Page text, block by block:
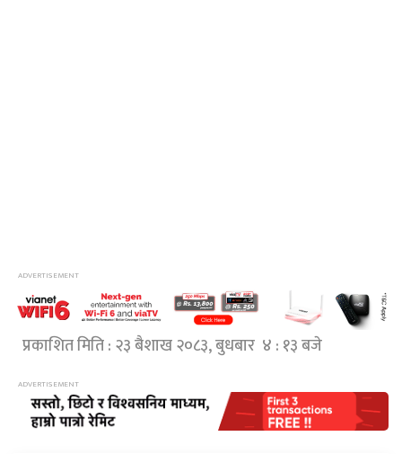
प्रकाशित मिति : २३ बैशाख २०८३, बुधबार ४ : १३ बजे